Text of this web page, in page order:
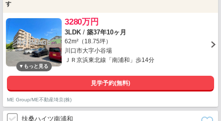
す
3280万円
3LDK / 築37年10ヶ月
62m²（18.75坪）
川口市大字小谷場
ＪＲ京浜東北線「南浦和」歩14分
見学予約(無料)
ME Group/ME不動産埼京(株)
扶桑ハイツ南浦和